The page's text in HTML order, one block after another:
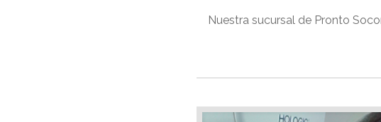
Nuestra sucursal de Pronto